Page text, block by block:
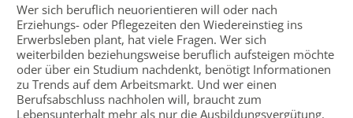
Wer sich beruflich neuorientieren will oder nach
Erziehungs- oder Pflegezeiten den Wiedereinstieg ins
Erwerbsleben plant, hat viele Fragen. Wer sich
weiterbilden beziehungsweise beruflich aufsteigen möchte
oder über ein Studium nachdenkt, benötigt Informationen
zu Trends auf dem Arbeitsmarkt. Und wer einen
Berufsabschluss nachholen will, braucht zum
Lebensunterhalt mehr als nur die Ausbildungsvergütung.